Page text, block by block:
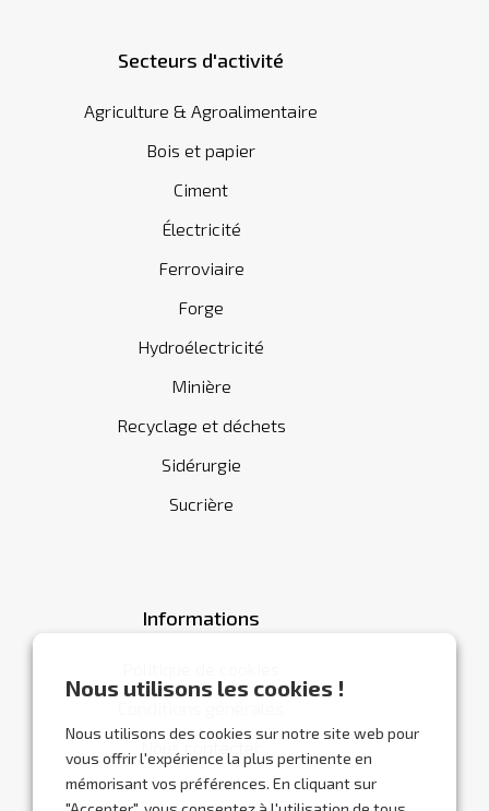
Nous utilisons les cookies !
Nous utilisons des cookies sur notre site web pour
vous offrir l'expérience la plus pertinente en
mémorisant vos préférences. En cliquant sur
Secteurs d'activité
Agriculture & Agroalimentaire
Bois et papier
Ciment
Électricité
Ferroviaire
Forge
Hydroélectricité
Minière
Recyclage et déchets
Sidérurgie
Sucrière
Informations
Nous contacter